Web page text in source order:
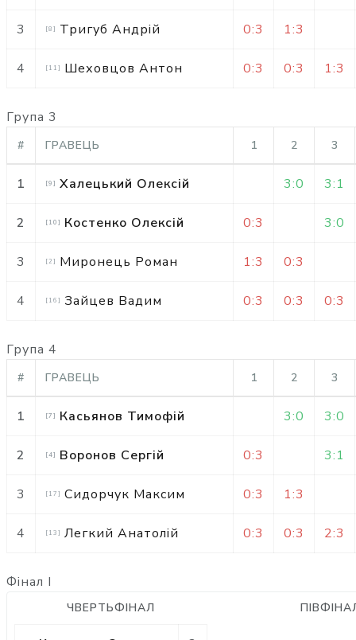
3 [8] Тригуб Андрій 0:3 1:3
4 [11] Шеховцов Антон 0:3 0:3 1:3
Група 3
# ГРАВЕЦЬ 1 2 3
1 [9] Халецький Олексій 3:0 3:1
2 [10] Костенко Олексій 0:3 3:0
3 [2] Миронець Роман 1:3 0:3
4 [16] Зайцев Вадим 0:3 0:3 0:3
Група 4
# ГРАВЕЦЬ 1 2 3
1 [7] Касьянов Тимофій 3:0 3:0
2 [4] Воронов Сергій 0:3 3:1
3 [17] Сидорчук Максим 0:3 1:3
4 [13] Легкий Анатолій 0:3 0:3 2:3
Фінал I
ЧВЕРТЬФІНАЛ